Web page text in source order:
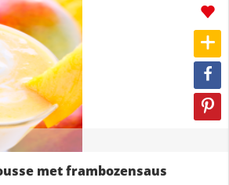
met frambozensaus